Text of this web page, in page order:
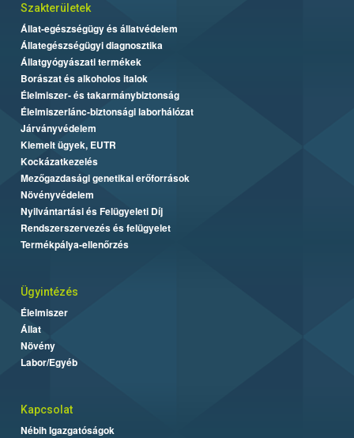
Szakterületek
Állat-egészségügy és állatvédelem
Állategészségügyi diagnosztika
Állatgyógyászati termékek
Borászat és alkoholos italok
Élelmiszer- és takarmánybiztonság
Élelmiszerlánc-biztonsági laborhálózat
Járványvédelem
Kiemelt ügyek, EUTR
Kockázatkezelés
Mezőgazdasági genetikai erőforrások
Növényvédelem
Nyilvántartási és Felügyeleti Díj
Rendszerszervezés és felügyelet
Termékpálya-ellenőrzés
Ügyintézés
Élelmiszer
Állat
Növény
Labor/Egyéb
Kapcsolat
Nébih Igazgatóságok